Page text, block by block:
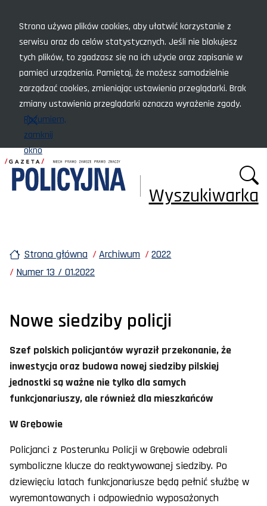
Strona używa plików cookies, aby ułatwić korzystanie z
serwisu oraz do celów statystycznych. Jeśli nie blokujesz
tych plików, to zgadzasz się na ich użycie oraz zapisanie w
pamięci urządzenia. Pamiętaj, że możesz samodzielnie
zarządzać cookies, zmieniając ustawienia przeglądarki. Brak
zmiany ustawienia przeglądarki oznacza wyrażenie zgody.
Rozumiem,
zamknij
okno
Wyszukiwarka
Strona główna Archiwum
2022
Numer 13 / 01.2022
Nowe siedziby policji
Szef polskich policjantów wyraził przekonanie, że
inwestycja oraz budowa nowej siedziby pilskiej
jednostki są ważne nie tylko dla samych
funkcjonariuszy, ale również dla mieszkańców
W Grębowie
Policjanci z Posterunku Policji w Grębowie odebrali
symboliczne klucze do reaktywowanej siedziby. Po
dziewięciu latach funkcjonariusze będą pełnić służbę w
wyremontowanych i odpowiednio wyposażonych